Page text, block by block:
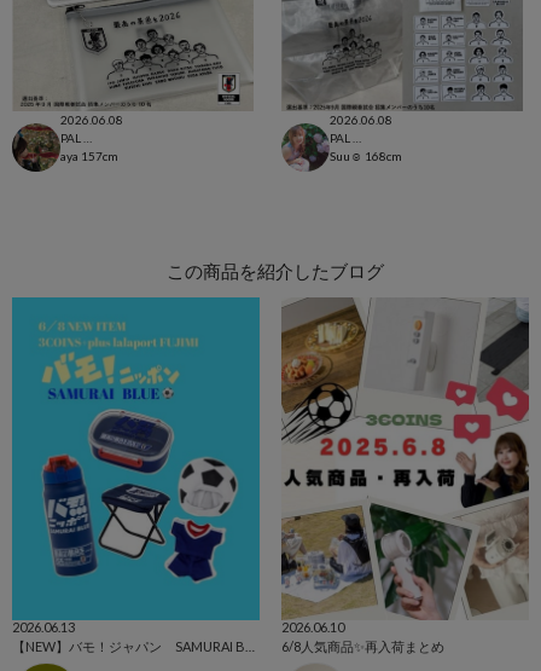
2026.06.08
aya 157cm
2026.06.08
Suu☺︎ 168cm
この商品を紹介したブログ
2026.06.13
2026.06.10
6/8人気商品✨再入荷まとめ